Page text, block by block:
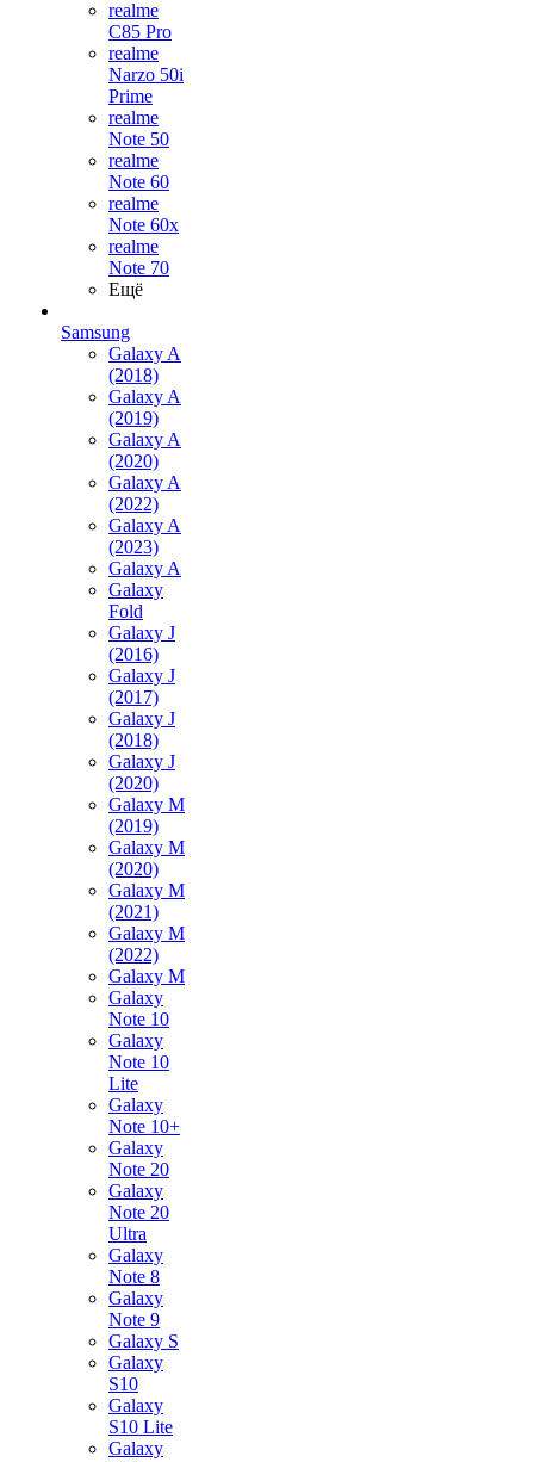
realme
C85 Pro
realme
Narzo 50i
Prime
realme
Note 50
realme
Note 60
realme
Note 60x
realme
Note 70
Ещё
Samsung
Galaxy A
(2018)
Galaxy A
(2019)
Galaxy A
(2020)
Galaxy A
(2022)
Galaxy A
(2023)
Galaxy A
Galaxy
Fold
Galaxy J
(2016)
Galaxy J
(2017)
Galaxy J
(2018)
Galaxy J
(2020)
Galaxy M
(2019)
Galaxy M
(2020)
Galaxy M
(2021)
Galaxy M
(2022)
Galaxy M
Galaxy
Note 10
Galaxy
Note 10
Lite
Galaxy
Note 10+
Galaxy
Note 20
Galaxy
Note 20
Ultra
Galaxy
Note 8
Galaxy
Note 9
Galaxy S
Galaxy
S10
Galaxy
S10 Lite
Galaxy